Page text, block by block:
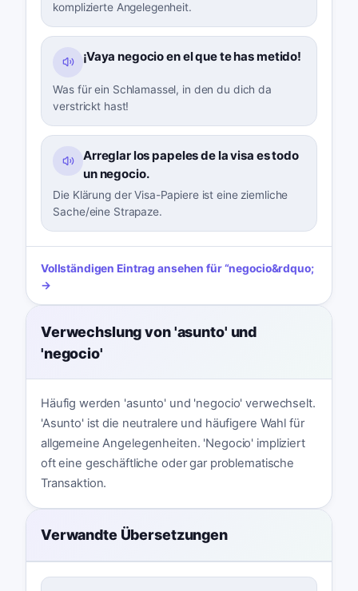
komplizierte Angelegenheit.
¡Vaya negocio en el que te has metido!
Was für ein Schlamassel, in den du dich da
verstrickt hast!
Arreglar los papeles de la visa es todo
un negocio.
Die Klärung der Visa-Papiere ist eine ziemliche
Sache/eine Strapaze.
Vollständigen Eintrag ansehen für“negocio&rdquo;
→
Verwechslung von 'asunto' und
'negocio'
Häufig werden 'asunto' und 'negocio' verwechselt.
'Asunto' ist die neutralere und häufigere Wahl für
allgemeine Angelegenheiten. 'Negocio' impliziert
oft eine geschäftliche oder gar problematische
Transaktion.
Verwandte Übersetzungen